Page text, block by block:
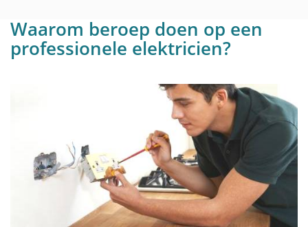
Waarom beroep doen op een
professionele elektricien?